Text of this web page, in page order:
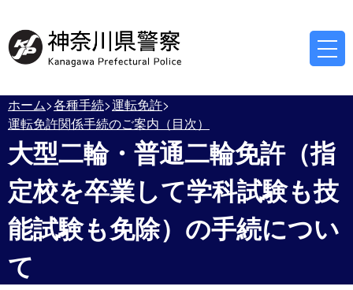
ホーム 各種手続 運転免許
運転免許関係手続のご案内（目次）
大型二輪・普通二輪免許（指
定校を卒業して学科試験も技
能試験も免除）の手続につい
て